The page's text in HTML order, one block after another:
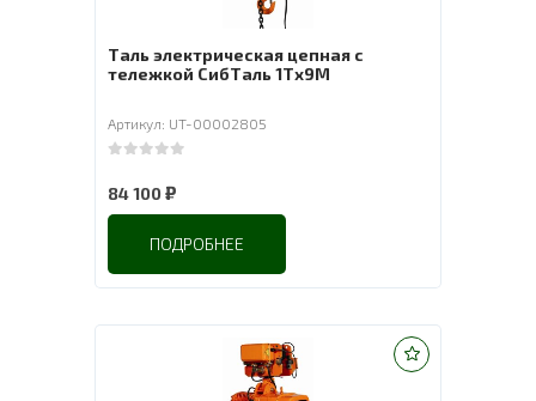
Таль электрическая цепная с
тележкой СибТаль 1Тх9М
Артикул: UT-00002805
84 100₽
ПОДРОБНЕЕ